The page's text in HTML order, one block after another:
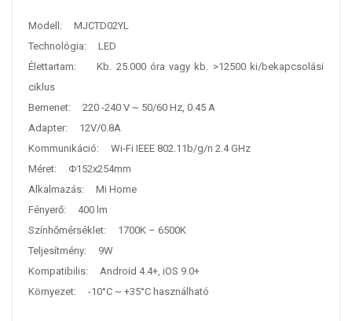
Modell: MJCTD02YL
Technológia: LED
Élettartam: Kb. 25.000 óra vagy kb. >12500 ki/bekapcsolási
ciklus
Bemenet: 220 -240 V ~ 50/60 Hz, 0.45 A
Adapter: 12V/0.8A
Kommunikáció: Wi-Fi IEEE 802.11b/g/n 2.4 GHz
Méret: Φ152x254mm
Alkalmazás: Mi Home
Fényerő: 400 lm
Színhőmérséklet: 1700K – 6500K
Teljesítmény: 9W
Kompatibilis: Android 4.4+, iOS 9.0+
Környezet: -10°C ~ +35°C használható